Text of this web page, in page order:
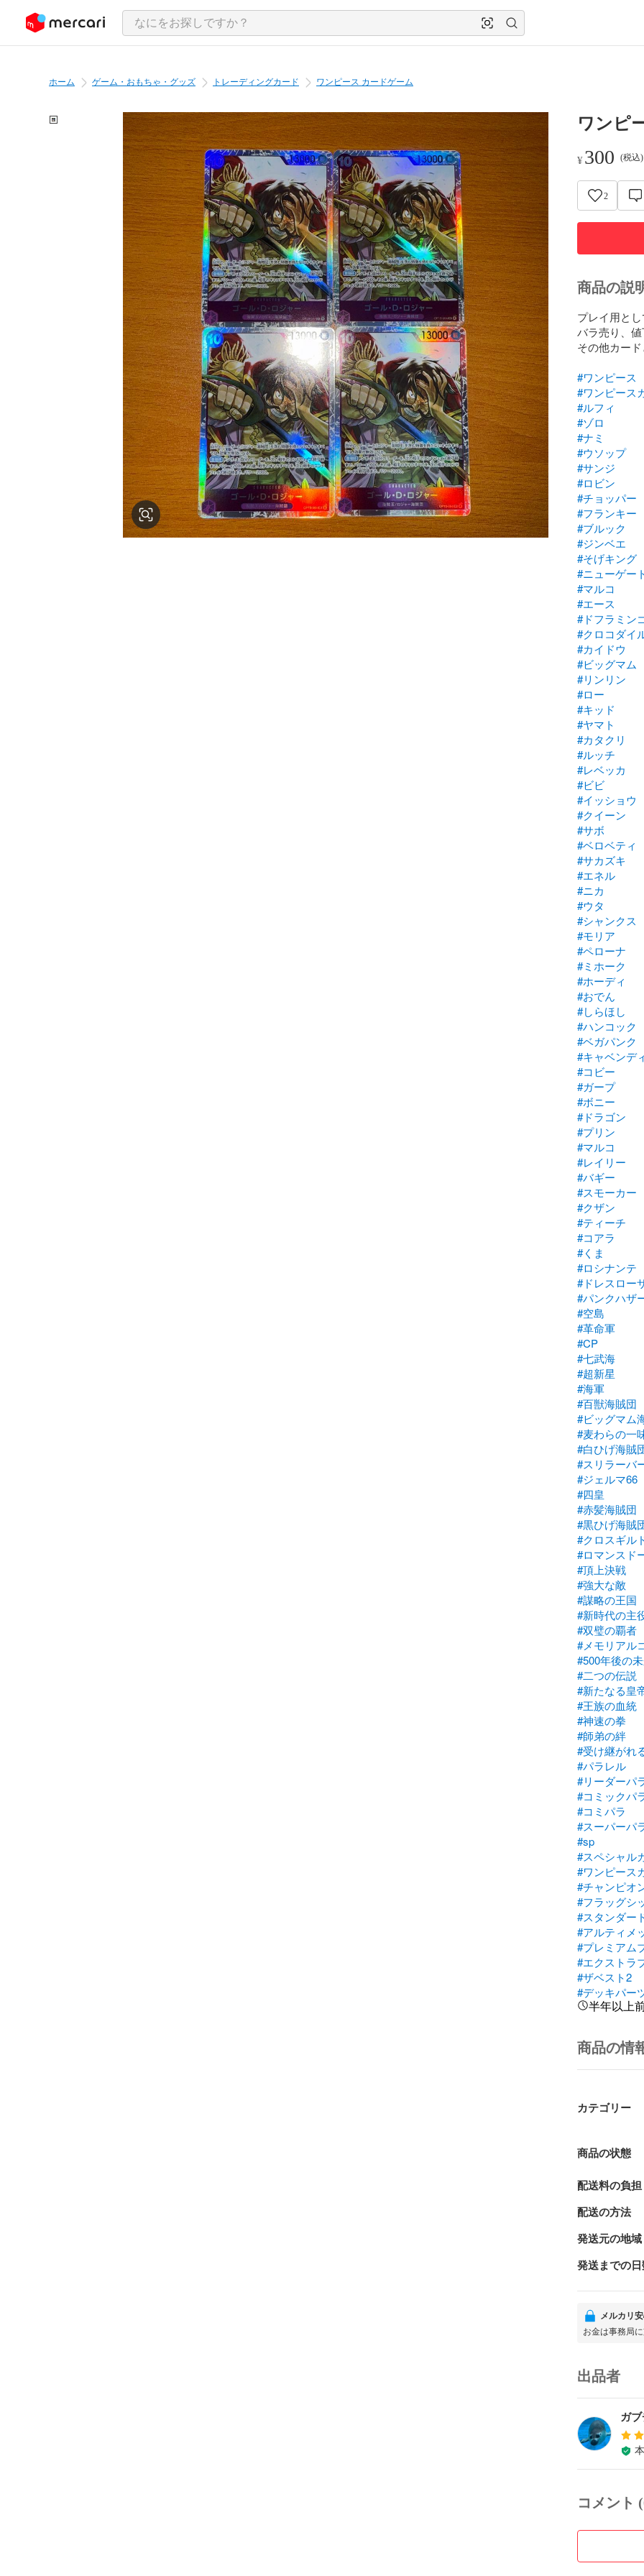
ツにスキップ
ホーム ゲーム・おもちゃ・グッズ トレーディングカード ワンピース カードゲーム
ワンピ
¥ 300 (税込
2
商品の説
プレイ用と
バラ売り、
その他カー
#ワンピース
#ワンピース
#ルフィ
#ゾロ
#ナミ
#ウソップ
#サンジ
#ロビン
#チョッパー
#フランキー
#ブルック
#ジンベエ
#そげキング
#ニューゲー
#マルコ
#エース
#ドフラミン
#クロコダイ
#カイドウ
#ビッグマム
#リンリン
#ロー
#キッド
#ヤマト
#カタクリ
#ルッチ
#レベッカ
#ビビ
#イッショウ
#クイーン
#サボ
#ベロベティ
#サカズキ
#エネル
#ニカ
#ウタ
#シャンクス
#モリア
#ペローナ
#ミホーク
#ホーディ
#おでん
#しらほし
#ハンコック
#ベガパンク
#キャベンデ
#コビー
#ガープ
#ボニー
#ドラゴン
#プリン
#マルコ
#レイリー
#バギー
#スモーカー
#クザン
#ティーチ
#コアラ
#くま
#ロシナンテ
#ドレスロー
#パンクハザ
#空島
#革命軍
#CP
#七武海
#超新星
#海軍
#百獣海賊団
#ビッグマム
#麦わらの一
#白ひげ海賊
#スリラーバ
#ジェルマ66
#四皇
#赤髪海賊団
#黒ひげ海賊
#クロスギル
#ロマンスド
#頂上決戦
#強大な敵
#謀略の王国
#新時代の主
#双璧の覇者
#メモリアル
#500年後の
#二つの伝説
#新たなる皇
#王族の血統
#神速の拳
#師弟の絆
#受け継がれ
#パラレル
#リーダーパ
#コミックパ
#コミパラ
#スーパーパ
#sp
#スペシャル
#ワンピース
#チャンピオ
#フラッグシ
#スタンダー
#アルティメ
#プレミアム
#エクストラ
#ザベスト2
#デッキパー
半年以上
商品の情
カテゴリー
商品の状態
配送料の負担
配送の方法
発送元の地域
発送までの日
メルカリ
お金は事務局
出品者
ガ
コメント